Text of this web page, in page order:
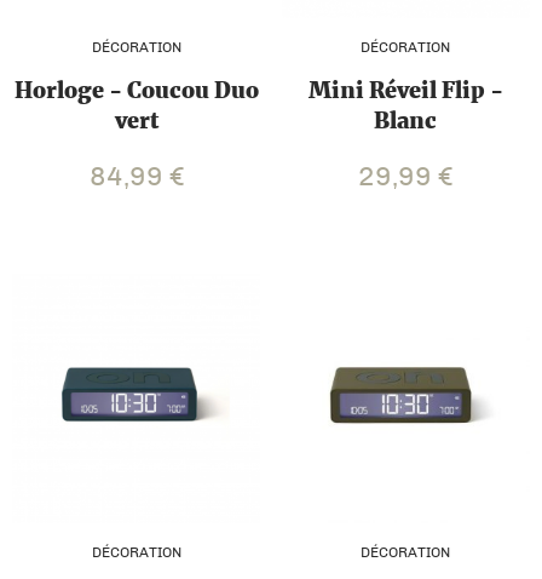
DÉCORATION
Horloge - Coucou Duo
vert
84,99 €
DÉCORATION
Mini Réveil Flip -
Blanc
29,99€
DÉCORATION DÉCORATION